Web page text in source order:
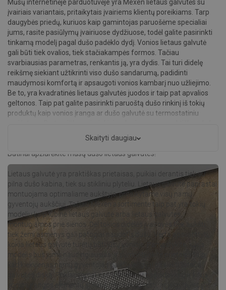
Mūsų internetinėje parduotuvėje yra Mexen lietaus galvutės su
įvairiais variantais, pritaikytais įvairiems klientų poreikiams. Tarp
daugybės priedų, kuriuos kaip gamintojas paruošėme specialiai
jums, rasite pasiūlymų įvairiuose dydžiuose, todėl galite pasirinkti
tinkamą modelį pagal dušo padėklo dydį. Vonios lietaus galvutė
gali būti tiek ovalios, tiek stačiakampės formos. Tačiau
svarbiausias parametras, renkantis ją, yra dydis. Tai turi didelę
reikšmę siekiant užtikrinti viso dušo sandarumą, padidinti
maudymosi komfortą ir apsaugoti vonios kambarį nuo užliejimo.
Be to, yra kvadratinės lietaus galvutės juodos ir taip pat apvalios
geltonos. Taip pat galite pasirinkti paruoštą dušo rinkinį iš tokių
produktų kaip vonios įranga ar dušo galvutė su termostatiniu
lietaus galvutės. Žiūrėkite, kaip su tokios rūšies produktais lengvai
padarysite, kad kasdienės maudynės taptų tikra malonumu!
Būtinai apžiūrėkite mūsų dušo lietaus galvutes!
Lietaus galvutė yra praktiškas prietaisas, puikiai derantis tiek su
pilna dušo kabina, tiek su stikliniu plyteliu. Lietaus galvutė paprastai
montuojama optimaliame aukštyje, pritaikytame visų namų
gyventojų aukščiui. Tačiau Mexen asortimente taip pat yra tokių
modelių kaip lubinė lietaus galvutė arba lietaus galvutės,
montuojamos prie sienos. Dėl tokios didelės įvairovės tiek aukšti,
tiek žemi asmenys gali patogiai naudotis dušu. Verta apsvarstyti,
kokia lietaus galvutė turėtų būti jūsų vonioje. Pamąstykite, kuris
modelis bus jums naudingiausias, ir sumontuokite prietaisą taip,
kad kiekvienas namų gyventojas galėtų lengvai pasiekti lietaus
galvutės diską. Priklausomai nuo asmeninių pageidavimų ir kitų
vonios įrangos elementų stiliaus galite nuspręsti, ar įsigyta lietaus
Skaityti daugiau